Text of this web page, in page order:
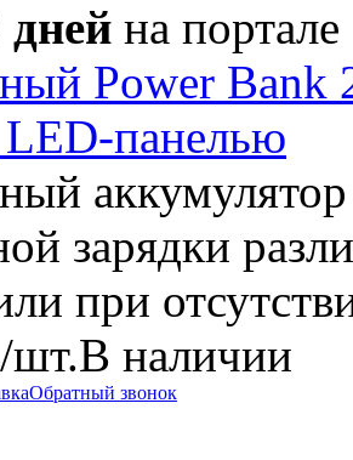
дней на портале
Power Bank
панелью
зарядки
при
/шт.В наличии
Обратный звонок